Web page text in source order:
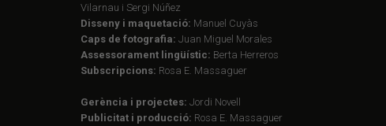
Vilarnau i Sergi Núñez
Disseny i maquetació: Manuel Cuyàs
Caps de fotografia: Juan Miguel Morales
Assessorament lingüístic: Berta Herreros
Subscripcions: Rosa E. Massaguer
Gerència i projectes: Jordi Novell
Publicitat i producció: Rosa E. Massaguer